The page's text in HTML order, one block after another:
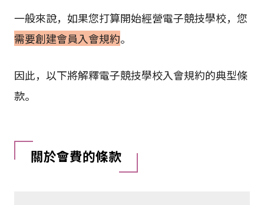
一般來說，如果您打算開始經營電子競技學校，您
需要創建會員入會規約。
因此，以下將解釋電子競技學校入會規約的典型條
款。
關於會費的條款